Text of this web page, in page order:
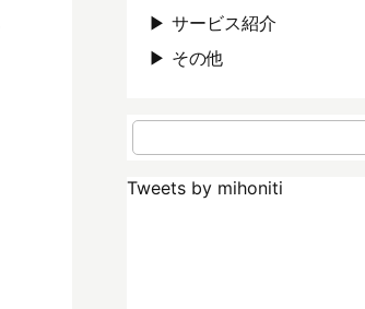
サービス紹介
その他
Tweets by mihoniti